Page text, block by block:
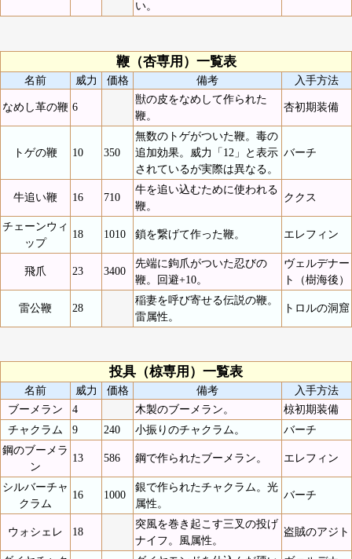
い。
鞭（杏専用）一覧表
名前 威力 価格 備考 入手方法
なめし革の鞭 6
獣の皮をなめして作られた
鞭。
杏初期装備
トゲの鞭 10 350
無数のトゲがついた鞭。毒の
追加効果。威力「12」と表示
されているが実際は異なる。
バーチ
牛追い鞭 16 710
牛を追い込むために使われる
鞭。
ククス
チェーンウィ
ップ
18 1010 鎖を繋げて作った鞭。 エレフィン
飛爪 23 3400
先端に鉤爪がついた忍びの
鞭。回避+10。
ヴェルデナー
ト（樹海後）
雷公鞭 28
稲妻を呼び寄せる伝説の鞭。
雷属性。
トロルの洞窟
投具（椋専用）一覧表
名前 威力 価格 備考
入手方法
ブーメラン
4 木製のブーメラン。
椋初期装備
チャクラム
9 240 小振りのチャクラム。
バーチ
鋼のブーメラ
ン
13 586 鋼で作られたブーメラン。 エレフィン
シルバーチャ
クラム
16 1000
銀で作られたチャクラム。光
属性。
バーチ
ウォシェレ 18
突風を巻き起こす三叉の投げ
ナイフ。風属性。
盗賊のアジト